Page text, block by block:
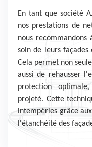
En tant que société
nos prestations de
nous
soin de leurs
Cela permet non
aussi de rehausser
protection
projeté. Cette
intempéries grâce
l'étanchéité des